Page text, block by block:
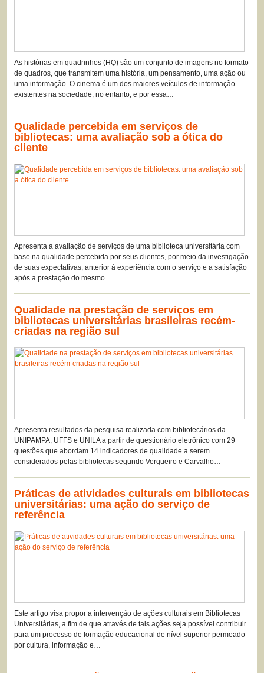
As histórias em quadrinhos (HQ) são um conjunto de imagens no formato
de quadros, que transmitem uma história, um pensamento, uma ação ou
uma informação. O cinema é um dos maiores veículos de informação
existentes na sociedade, no entanto, e por essa…
Qualidade percebida em serviços de
bibliotecas: uma avaliação sob a ótica do
cliente
Apresenta a avaliação de serviços de uma biblioteca universitária com
base na qualidade percebida por seus clientes, por meio da investigação
de suas expectativas, anterior à experiência com o serviço e a satisfação
após a prestação do mesmo.…
Qualidade na prestação de serviços em
bibliotecas universitárias brasileiras recém-
criadas na região sul
Apresenta resultados da pesquisa realizada com bibliotecários da
UNIPAMPA, UFFS e UNILA a partir de questionário eletrônico com 29
questões que abordam 14 indicadores de qualidade a serem
considerados pelas bibliotecas segundo Vergueiro e Carvalho…
Práticas de atividades culturais em bibliotecas
universitárias: uma ação do serviço de
referência
Este artigo visa propor a intervenção de ações culturais em Bibliotecas
Universitárias, a fim de que através de tais ações seja possível contribuir
para um processo de formação educacional de nível superior permeado
por cultura, informação e…